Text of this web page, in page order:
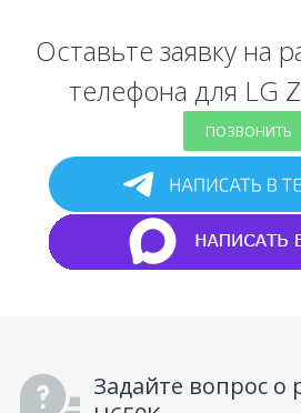
Оставьте заявку на
телефона для LG
ПОЗВОНИТЬ
Задайте вопрос о